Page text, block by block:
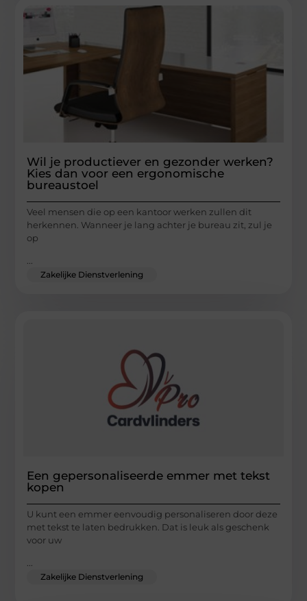
Wil je productiever en gezonder werken?
Kies dan voor een ergonomische
bureaustoel
Veel mensen die op een kantoor werken zullen dit
herkennen. Wanneer je lang achter je bureau zit, zul je
op
Zakelijke Dienstverlening
Een gepersonaliseerde emmer met tekst
kopen
U kunt een emmer eenvoudig personaliseren door deze
met tekst te laten bedrukken. Dat is leuk als geschenk
voor uw
...
Zakelijke Dienstverlening